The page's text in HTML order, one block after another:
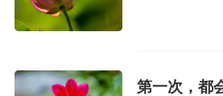
第一次，都